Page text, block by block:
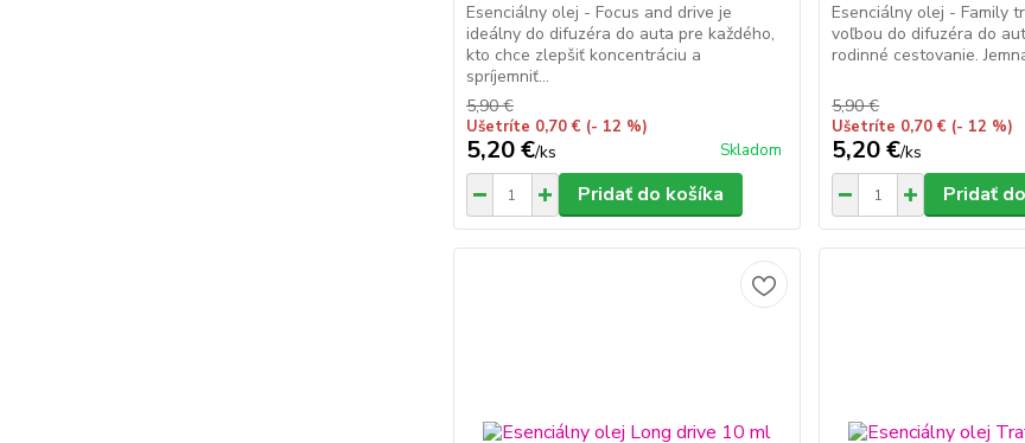
Esenciálny olej - Focus and drive je
ideálny do difuzéra do auta pre každého,
kto chce zlepšiť koncentráciu a
spríjemniť...
5,90 €
Ušetríte 0,70 € (- 12 %)
5,20 €/ks Skladom
Pridať do košíka
Esenciálny olej - Family
voľbou do difuzéra do
rodinné cestovanie.
5,90 €
Ušetríte 0,70 € (- 12 %)
5,20 €/ks
Pridať